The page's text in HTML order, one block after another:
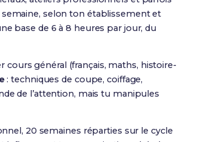
selon ton établissement et
base de 6 à 8 heures par jour, du
général (français, maths, histoire-
: techniques de coupe, coiffage,
de l’attention, mais tu manipules
20 semaines réparties sur le cycle